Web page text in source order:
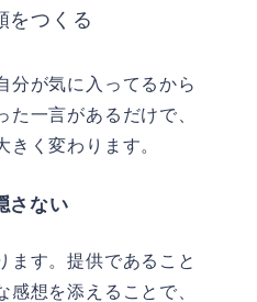
をつくる
分が気に入ってるから
一言があるだけで、
きく変わります。
さない
ます。提供であること
感想を添えることで、